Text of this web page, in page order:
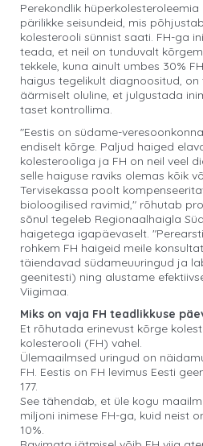
Perekondlik hüperkolesteroleemia
pärilikke seisundeid, mis
kolesterooli sünnist saati. FH-ga
teada, et neil on tunduvalt
tekkele, kuna ainult umbes 30%
haigus tegelikult diagnoositud,
äärmiselt oluline, et julgustada
taset kontrollima.
"Eestis on südame-
endiselt kõrge. Paljud haiged
kolesterooliga ja FH on neil veel
selle haiguse raviks olemas kõik
Tervisekassa poolt
bioloogilised ravimid," rõhutab
sõnul tegeleb Regionaalhaigla
haigetega igapäevaselt.
rohkem FH haigeid meile
täiendavad südameuuringud ja
geenitesti) ning alustame
Viigimaa.
Miks on vaja FH teadlikkuse
Et rõhutada erinevust kõrge
kolesterooli (FH) vahel.
Ülemaailmsed uringud on
FH. Eestis on FH levimus Eesti
177.
See tähendab, et üle kogu
miljoni inimese FH-ga, kuid neist
10%.